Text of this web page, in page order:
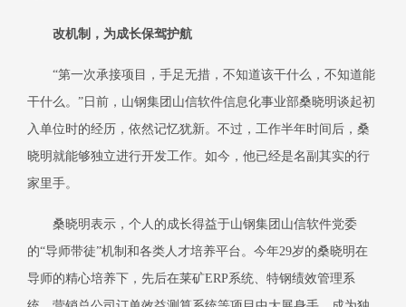
改机制，为成长保驾护航
“第一次承接项目，手足无措，不知道该干什么，不知道能
干什么。”日前，山钢集团山信软件信息化事业部桑晓明谈起初
入单位时的经历，依然记忆犹新。不过，工作半年时间后，桑
晓明就能够独立进行开发工作。如今，他已经是名副其实的行
家里手。
桑晓明表示，个人的成长得益于山钢集团山信软件党委
的“导师带徒”机制和各类人才培养平台。今年29岁的桑晓明在
导师的精心培养下，先后在莱矿ERP系统、特钢绩效管理系